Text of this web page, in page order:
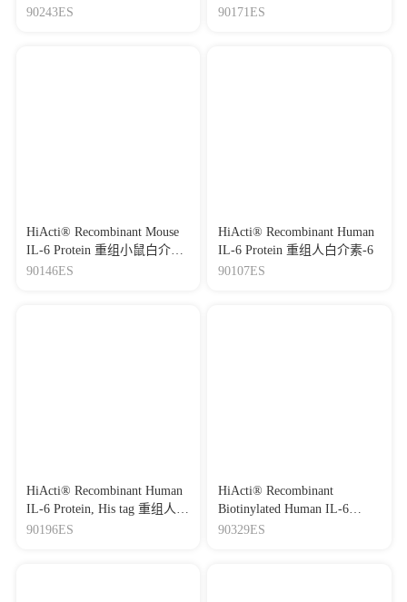
鼠白介素-6
90243ES
90171ES
HiActi® Recombinant Mouse
IL-6 Protein 重组小鼠白介
素-6
90146ES
HiActi® Recombinant Human
IL-6 Protein 重组人白介素-6
90107ES
HiActi® Recombinant Human
IL-6 Protein, His tag 重组人白
介素-6
90196ES
HiActi® Recombinant
Biotinylated Human IL-6
Protein,His-Avi Tag
90329ES